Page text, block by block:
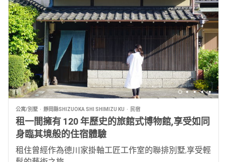
公寓/別墅 靜岡縣SHIZUOKA SHI SHIMIZU KU 民宿
租一間擁有 120 年歷史的旅館式博物館,享受如同
身臨其境般的住宿體驗
租住曾經作為德川家掛軸工匠工作室的聯排別墅,享受輕